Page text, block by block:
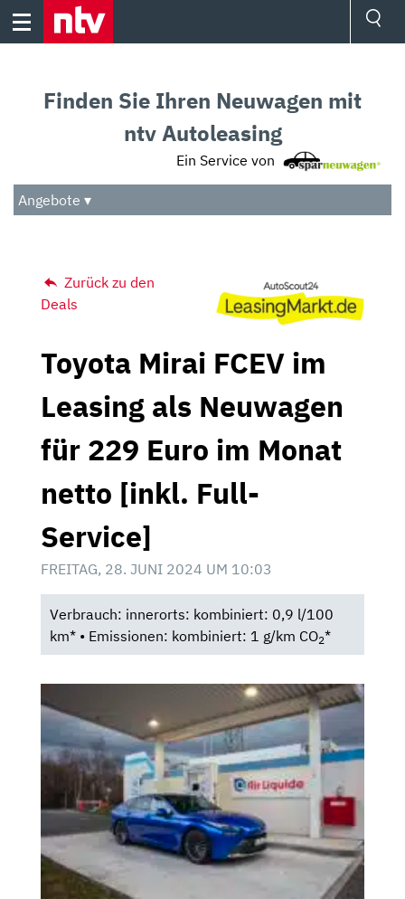
Skip
Audio
Das Beste
Finden Sie Ihren Neuwagen mit
ntv Autoleasing
Ein Service von
Angebote ▾
Zurück zu den
Deals
Toyota Mirai FCEV im
Leasing als Neuwagen
für 229 Euro im Monat
netto [inkl. Full-
Service]
FREITAG, 28. JUNI 2024 UM 10:03
Verbrauch: innerorts: kombiniert: 0,9 l/100
km* • Emissionen: kombiniert: 1 g/km CO2*